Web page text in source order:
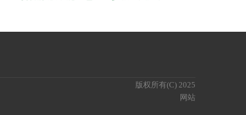
版权所有(C) 2025
网站